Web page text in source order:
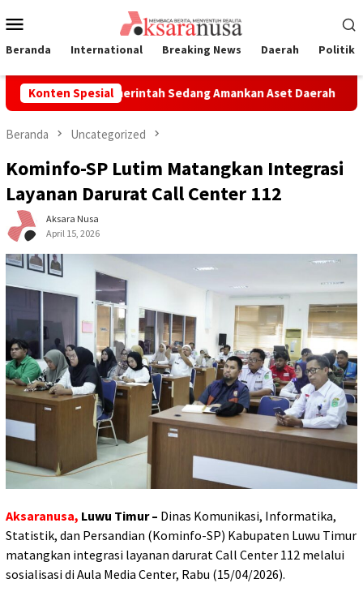
ke
Mobile
Beranda International Breaking News Daerah Politik
Konten Spesial
Pemerintah Sedang Amankan Aset Daerah UAS
Beranda Uncategorized
Kominfo-SP Lutim Matangkan Integrasi
Layanan Darurat Call Center 112
Aksara Nusa
April 15, 2026
Aksaranusa, Luwu Timur – ‎Dinas Komunikasi, Informatika,
Statistik, dan Persandian (Kominfo-SP) Kabupaten Luwu Timur
matangkan integrasi layanan darurat Call Center 112 melalui
sosialisasi di Aula Media Center, Rabu (15/04/2026).